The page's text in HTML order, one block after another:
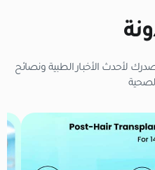
لأحدث الأخبار الطبية ونصائح